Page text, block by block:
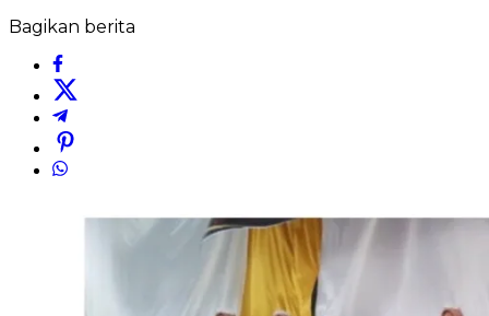
Bagikan berita